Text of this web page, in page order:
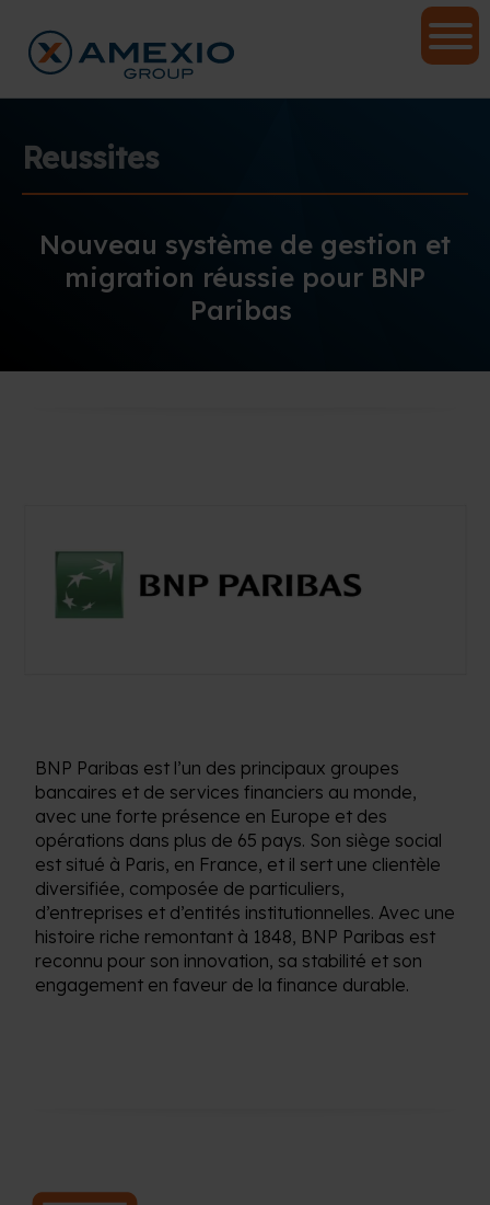
Reussites
Nouveau système de gestion et
migration réussie pour BNP
Paribas
BNP Paribas est l’un des principaux groupes
bancaires et de services financiers au monde,
avec une forte présence en Europe et des
opérations dans plus de 65 pays. Son siège social
est situé à Paris, en France, et il sert une clientèle
diversifiée, composée de particuliers,
d’entreprises et d’entités institutionnelles. Avec une
histoire riche remontant à 1848, BNP Paribas est
reconnu pour son innovation, sa stabilité et son
engagement en faveur de la finance durable.